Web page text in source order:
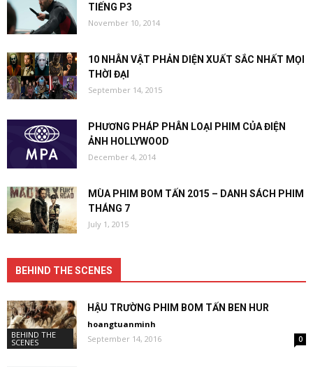
TIẾNG P3
November 10, 2014
10 NHÂN VẬT PHẢN DIỆN XUẤT SẮC NHẤT MỌI
THỜI ĐẠI
September 14, 2015
PHƯƠNG PHÁP PHÂN LOẠI PHIM CỦA ĐIỆN
ẢNH HOLLYWOOD
December 4, 2014
MÙA PHIM BOM TẤN 2015 – DANH SÁCH PHIM
THÁNG 7
July 1, 2015
BEHIND THE SCENES
BEHIND THE
SCENES
HẬU TRƯỜNG PHIM BOM TẤN BEN HUR
hoangtuanminh
September 14, 2016
0